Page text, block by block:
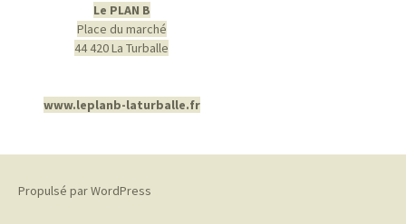
Le PLAN B
Place du marché
44 420 La Turballe
www.leplanb-laturballe.fr
Propulsé par WordPress